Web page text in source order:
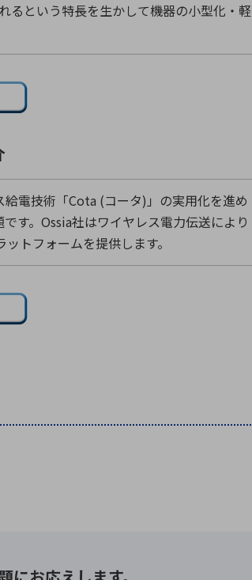
るという特長を生かして機器の小型化・軽
電技術「Cota (コータ)」の実用化を進め
す。Ossia社はワイヤレス電力伝送により
トフォームを提供します。